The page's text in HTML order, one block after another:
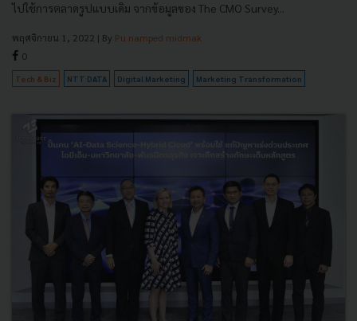
ไปใช้การตลาดรูปแบบเดิม จากข้อมูลของ The CMO Survey...
พฤศจิกายน 1, 2022 | By Pu namped midmak
0
Tech & Biz NTT DATA Digital Marketing Marketing Transformation